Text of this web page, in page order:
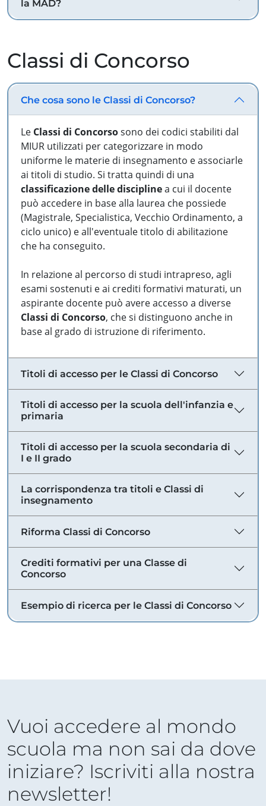
la MAD?
Classi di Concorso
Che cosa sono le Classi di Concorso?
Le Classi di Concorsosono dei codici stabiliti dal
MIUR utilizzati per categorizzare in modo
uniforme le materie di insegnamento e associarle
ai titoli di studio. Si tratta quindi di una
classificazione delle disciplinea cui il docente
può accedere in base alla laurea che possiede
(Magistrale, Specialistica, Vecchio Ordinamento, a
ciclo unico) e all'eventuale titolo di abilitazione
che ha conseguito.
In relazione al percorso di studi intrapreso, agli
esami sostenuti e ai crediti formativi maturati, un
aspirante docente può avere accesso a diverse
Classi di Concorso, che si distinguono anche in
base al grado di istruzione di riferimento.
Titoli di accesso per le Classi di Concorso
Titoli di accesso per la scuola dell'infanzia e
primaria
Titoli di accesso per la scuola secondaria di
I e II grado
La corrispondenza tra titoli e Classi di
insegnamento
Riforma Classi di Concorso
Crediti formativi per una Classe di
Concorso
Esempio di ricerca per le Classi di Concorso
Vuoi accedere al mondo
scuola ma non sai da dove
iniziare? Iscriviti alla nostra
newsletter!